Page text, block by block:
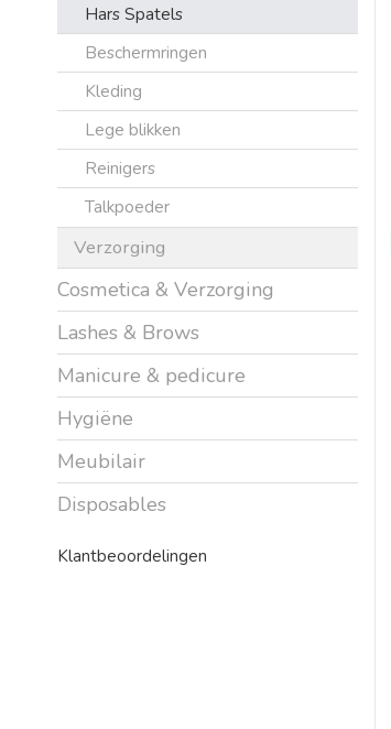
Hars Spatels
Beschermringen
Kleding
Lege blikken
Reinigers
Talkpoeder
Verzorging
Cosmetica & Verzorging
Lashes & Brows
Manicure & pedicure
Hygiëne
Meubilair
Disposables
Klantbeoordelingen